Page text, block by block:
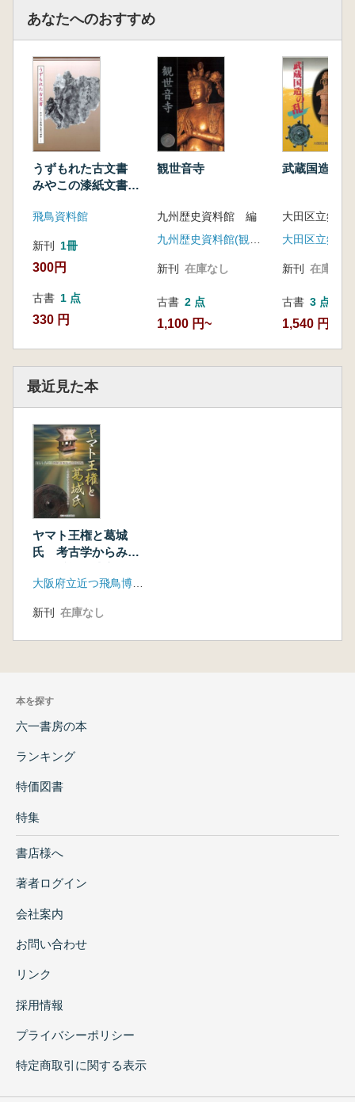
鈴千夏 (もっと知りたい)雄略大王と地域勢
力
條ウル神古墳/市尾墓山古墳/市尾宮塚古墳
西村歩 (もっと知りたい)文献からみた古代
氏族の分布
ドンド垣内古墳群/南郷ハカナベ古墳/水泥
塚穴古墳/水泥南古墳
関本優美子 (もっと知りたい)終末期古墳の
墳丘
牧野古墳/久渡2号墳/平野古墳群
鈴千夏 付論 馬見古墳群における階層秩序
家
加藤謙吉 特別論考 古代史からみた葛城氏の
実態
あなたへのおすすめ
うずもれた古文書
みやこの漆紙文書の
飛鳥資料館
新刊 1冊
300円
古書 1 点
330 円
観世音寺
九州歴史資料館 編
新刊 在庫なし
古書 2 点
1,100 円~
武蔵国造の
大田区立郷土
新刊 在庫なし
古書 3 点
1,540 円~
最近見た本
ヤマト王権と葛城
氏 考古学からみた
新刊 在庫なし
本を探す
六一書房の本
ランキング
特価図書
特集
書店様へ
著者ログイン
会社案内
お問い合わせ
リンク
採用情報
プライバシーポリシー
特定商取引に関する表示